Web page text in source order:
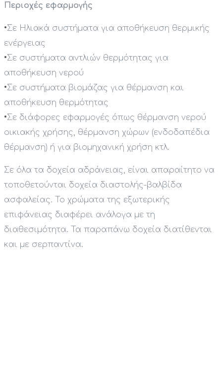
Περιοχές εφαρμογής
•Σε Ηλιακά συστήματα για αποθήκευση θερμικής
ενέργειας
•Σε συστήματα αντλιών θερμότητας για
αποθήκευση νερού
•Σε συστήματα βιομάζας για θέρμανση και
αποθήκευση θερμότητας
•Σε διάφορες εφαρμογές όπως θέρμανση νερού
οικιακής χρήσης, θέρμανση χώρων (ενδοδαπέδια
θέρμανση) ή για βιομηχανική χρήση κτλ.
Σε όλα τα δοχεία αδράνειας, είναι απαραίτητο να
τοποθετούνται δοχεία διαστολής-βαλβίδα
ασφαλείας. Το χρώματα της εξωτερικής
επιφάνειας διαφέρει ανάλογα με τη
διαθεσιμότητα. Τα παραπάνω δοχεία διατίθενται
και με σερπαντίνα.